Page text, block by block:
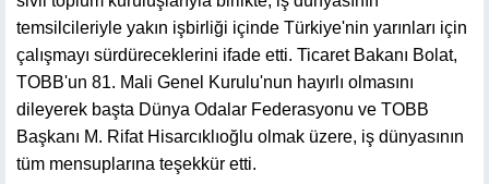
temsilcileriyle yakın işbirliği içinde Türkiye'nin yarınları için
çalışmayı sürdüreceklerini ifade etti. Ticaret Bakanı Bolat,
TOBB'un 81. Mali Genel Kurulu'nun hayırlı olmasını
dileyerek başta Dünya Odalar Federasyonu ve TOBB
Başkanı M. Rifat Hisarcıklıoğlu olmak üzere, iş dünyasının
tüm mensuplarına teşekkür etti.